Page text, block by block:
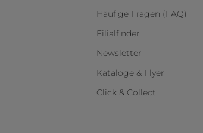
Häufige Fragen (FAQ)
Filialfinder
Newsletter
Kataloge & Flyer
Click & Collect